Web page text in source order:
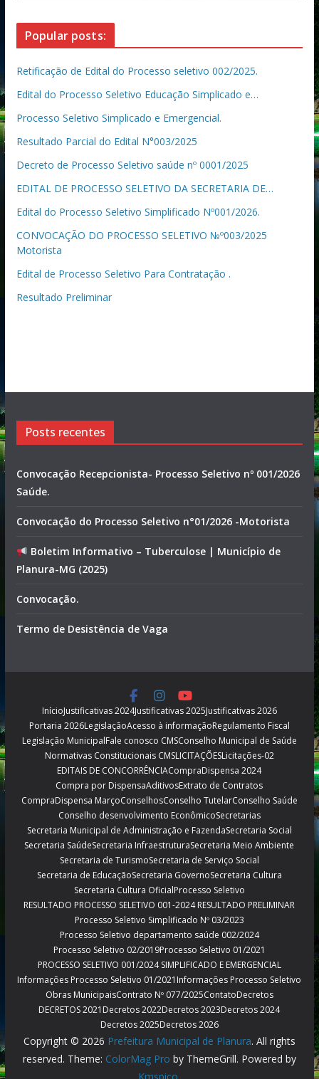
Popular posts:
Retificação de Edital do Processo seletivo 002/2025.
Edital do Processo Seletivo Educação Simplicado e…
Processo Seletivo Simplicado e Emergencial.
Resultado Parcial do Edital N°003/2025
Decreto de Processo Seletivo saúde nº 0001/2025
EDITAL DE PROCESSO SELETIVO DA SECRETARIA DE…
Edital do Processo Seletivo Simplificado Nº001/2026.
CONVOCAÇÃO DO PROCESSO SELETIVO №º003/2025
Motorista
Edital de Processo Seletivo Para Contratação .
Resultado Preliminar
Posts recentes
Convocação Recepcionista- Processo Seletivo nº 001/2026
Saúde.
Convocação do Processo Seletivo n°01/2026 -Motorista
Boletim Informativo – Tuberculose | Município de
Planura-MG (2025)
Convocação.
Termo de Desistência de Vaga
InícioJustificativas 2024Justificativas 2025Justificativas 2026
Portaria 2026LegislaçãoAcesso à informaçãoRegulamento Fiscal
Legislação MunicipalFale conosco CMSConselho Municipal de Saúde
Normativas Constitucionais CMSLICITAÇÕESLicitações-02
EDITAIS DE CONCORRÊNCIACompraDispensa 2024
Compra por DispensaAditivosExtrato de Contratos
CompraDispensa MarçoConselhosConselho TutelarConselho Saúde
Conselho desenvolvimento EconômicoSecretarias
Secretaria Municipal de Administração e FazendaSecretaria Social
Secretaria SaúdeSecretaria InfraestruturaSecretaria Meio Ambiente
Secretaria de TurismoSecretaria de Serviço Social
Secretaria de EducaçãoSecretaria GovernoSecretaria Cultura
Secretaria Cultura OficialProcesso Seletivo
RESULTADO PROCESSO SELETIVO 001-2024 RESULTADO PRELIMINAR
Processo Seletivo Simplificado Nº 03/2023
Processo Seletivo departamento saúde 002/2024
Processo Seletivo 02/2019Processo Seletivo 01/2021
PROCESSO SELETIVO 001/2024 SIMPLIFICADO E EMERGENCIAL
Informações Processo Seletivo 01/2021 Informações Processo Seletivo
Obras MunicipaisContrato Nº 077/2025ContatoDecretos
DECRETOS 2021 Decretos 2022Decretos 2023Decretos 2024
Decretos 2025Decretos 2026
Copyright © 2026 Prefeitura Municipal de Planura. All rights
reserved. Theme: ColorMag Pro by ThemeGrill. Powered by